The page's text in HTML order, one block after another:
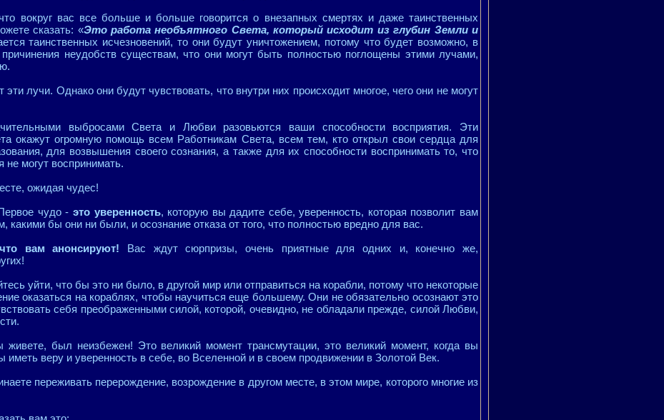
вокруг вас все больше и больше говорится о внезапных смертях и даже таинственных
сказать: «Это работа необъятного Света, который исходит из глубин Земли и
таинственных исчезновений, то они будут уничтожением, потому что будет возможно, в
неудобств существам, что они могут быть полностью поглощены этими лучами,
лучи. Однако они будут чувствовать, что внутри них происходит многое, чего они не могут
выбросами Света и Любви разовьются ваши способности восприятия. Эти
окажут огромную помощь всем Работникам Света, всем тем, кто открыл свои сердца для
для возвышения своего сознания, а также для их способности воспринимать то, что
не могут воспринимать.
ожидая чудес!
чудо - это уверенность, которую вы дадите себе, уверенность, которая позволит вам
какими бы они ни были, и осознание отказа от того, что полностью вредно для вас.
вам анонсируют! Вас ждут сюрпризы, очень приятные для одних и, конечно же,
уйти, что бы это ни было, в другой мир или отправиться на корабли, потому что некоторые
оказаться на кораблях, чтобы научиться еще большему. Они не обязательно осознают это
себя преображенными силой, которой, очевидно, не обладали прежде, силой Любви,
был неизбежен! Это великий момент трансмутации, это великий момент, когда вы
иметь веру и уверенность в себе, во Вселенной и в своем продвижении в Золотой Век.
переживать перерождение, возрождение в другом месте, в этом мире, которого многие из